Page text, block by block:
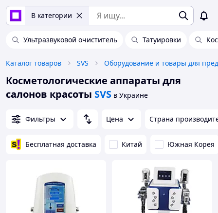
В категории
Ультразвуковой очиститель Татуировки
Каталог товаров SVS
Косметологические аппараты для
салонов красоты SVS в Украине
Фильтры Цена Страна
Бесплатная доставка Китай Южная Корея